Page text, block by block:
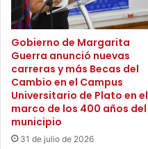
l
a
v
i
s
t
a
t
e
a
c
i
n
c
o
a
c
Gobierno de Margarita
Guerra anunció nuevas
carreras y más Becas del
Cambio en el Campus
Universitario de Plato en el
marco de los 400 años del
municipio
31 de julio de 2026